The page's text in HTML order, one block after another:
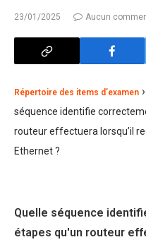
23/01/2025 Aucun
Répertoire des items d’examen ›
séquence identifie
routeur effectuera lorsqu’il
Ethernet ?
Quelle séquence
étapes qu'un routeur